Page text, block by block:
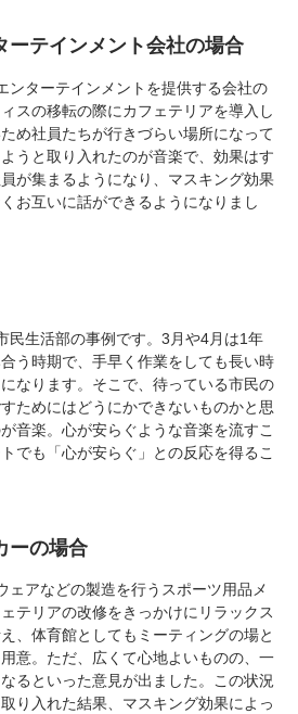
ーテインメント会社の場合
ンターテインメントを提供する会社の
スの移転の際にカフェテリアを導入し
め社員たちが行きづらい場所になって
うと取り入れたのが音楽で、効果はす
が集まるようになり、マスキング効果
お互いに話ができるようになりまし
民生活部の事例です。3月や4月は1年
う時期で、手早く作業をしても長い時
なります。そこで、待っている市民の
ためにはどうにかできないものかと思
音楽。心が安らぐような音楽を流すこ
でも「心が安らぐ」との反応を得るこ
ーの場合
ェアなどの製造を行うスポーツ用品メ
テリアの改修をきっかけにリラックス
、体育館としてもミーティングの場と
意。ただ、広くて心地よいものの、一
るといった意見が出ました。この状況
り入れた結果、マスキング効果によっ